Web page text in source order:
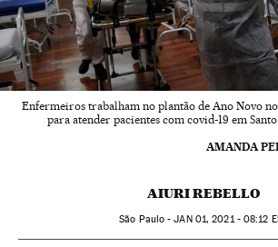
Enfermeiros trabalham no plantão de Ano Novo
para atender pacientes com covid-19 em
AMANDA
AIURI REBELLO
São Paulo -JAN01, 2021 - 08:12